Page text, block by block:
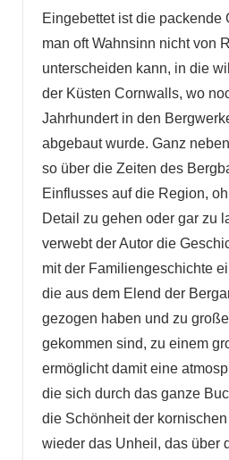
Eingebettet ist die packende
man oft Wahnsinn nicht von
unterscheiden kann, in die
der Küsten Cornwalls, wo
Jahrhundert in den
abgebaut wurde. Ganz
so über die Zeiten des
Einflusses auf die Region,
Detail zu gehen oder gar zu
verwebt der Autor die
mit der Familiengeschichte
die aus dem Elend der
gezogen haben und zu
gekommen sind, zu einem
ermöglicht damit eine
die sich durch das ganze
die Schönheit der
wieder das Unheil, das über